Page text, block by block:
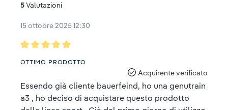
5Valutazioni
15 ottobre 2025 12:30
Recensione con valutazione di 5 su 5 stelle
OTTIMO PRODOTTO
Acquirente verificato
Essendo già cliente bauerfeind, ho una genutrain
a3 , ho deciso di acquistare questo prodotto